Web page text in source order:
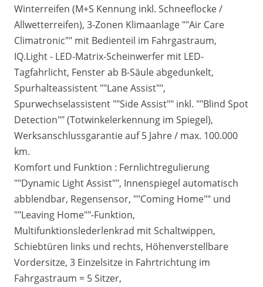
Winterreifen (M+S Kennung inkl. Schneeflocke /
Allwetterreifen), 3-Zonen Klimaanlage ""Air Care
Climatronic"" mit Bedienteil im Fahrgastraum,
IQ.Light - LED-Matrix-Scheinwerfer mit LED-
Tagfahrlicht, Fenster ab B-Säule abgedunkelt,
Spurhalteassistent ""Lane Assist"",
Spurwechselassistent ""Side Assist"" inkl. ""Blind Spot
Detection"" (Totwinkelerkennung im Spiegel),
Werksanschlussgarantie auf 5 Jahre / max. 100.000
km.
Komfort und Funktion : Fernlichtregulierung
""Dynamic Light Assist"", Innenspiegel automatisch
abblendbar, Regensensor, ""Coming Home"" und
""Leaving Home""-Funktion,
Multifunktionslederlenkrad mit Schaltwippen,
Schiebtüren links und rechts, Höhenverstellbare
Vordersitze, 3 Einzelsitze in Fahrtrichtung im
Fahrgastraum = 5 Sitzer,